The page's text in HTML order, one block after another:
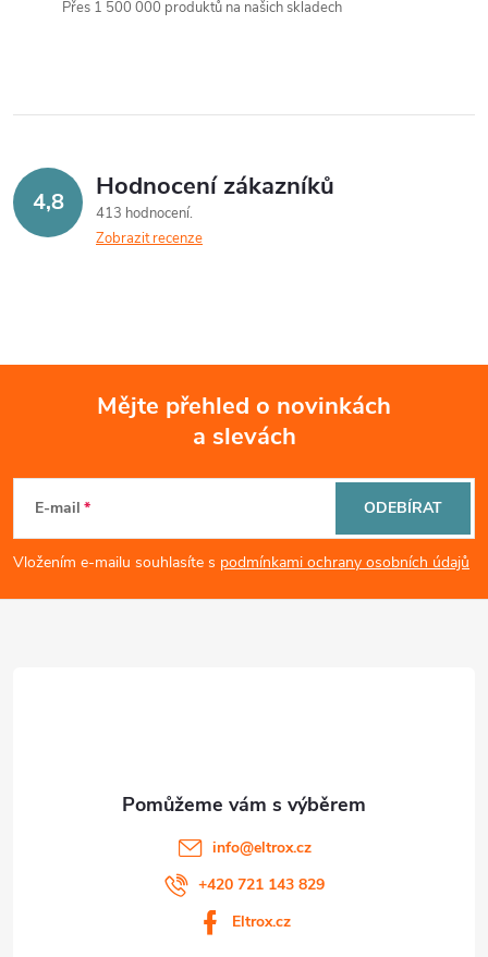
í
r
v
v
s
í
Přes 1 500 000 produktů na našich skladech
4,8 Hodnocení zákazníků
413 hodnocení
Zobrazit recenze
p
a
Mějte přehled o novinkách
a slevách
E-mail
Vložením e-mailu souhlasíte s podmínkami ochrany osobních údajů
ODEBÍRAT
info@eltrox.cz
+420 721 143 829
Eltrox.cz